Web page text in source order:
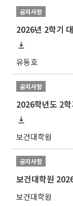
공지사항
유동호
공지사항
보건대학원
공지사항
보건대학원
보건대학원